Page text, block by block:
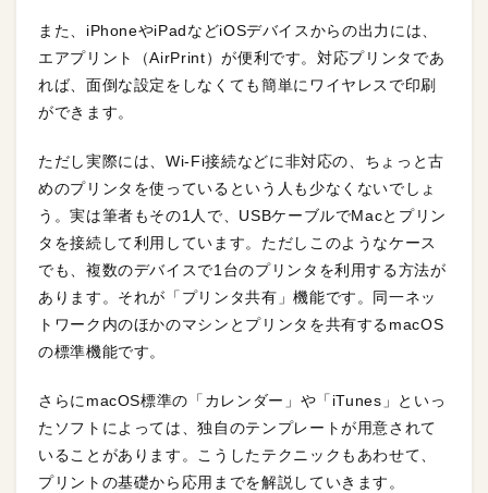
また、iPhoneやiPadなどiOSデバイスからの出力には、
エアプリント（AirPrint）が便利です。対応プリンタであ
れば、面倒な設定をしなくても簡単にワイヤレスで印刷
ができます。
ただし実際には、Wi-Fi接続などに非対応の、ちょっと古
めのプリンタを使っているという人も少なくないでしょ
う。実は筆者もその1人で、USBケーブルでMacとプリン
タを接続して利用しています。ただしこのようなケース
でも、複数のデバイスで1台のプリンタを利用する方法が
あります。それが「プリンタ共有」機能です。同一ネッ
トワーク内のほかのマシンとプリンタを共有するmacOS
の標準機能です。
さらにmacOS標準の「カレンダー」や「iTunes」といっ
たソフトによっては、独自のテンプレートが用意されて
いることがあります。こうしたテクニックもあわせて、
プリントの基礎から応用までを解説していきます。